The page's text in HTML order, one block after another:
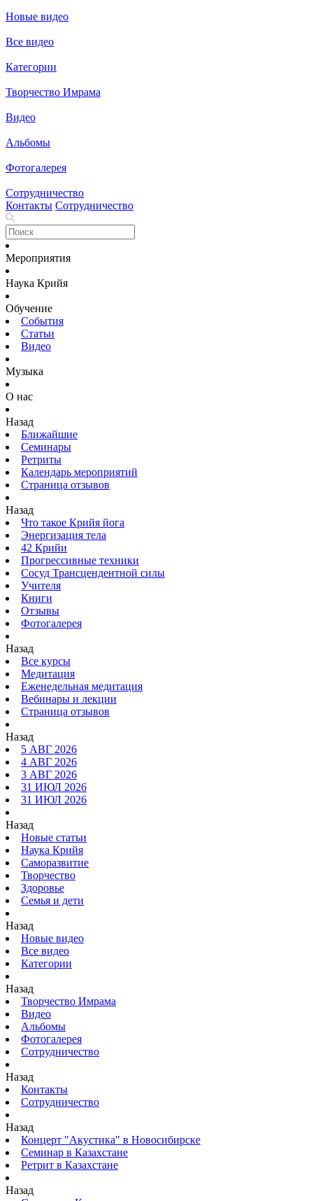
Новые видео
Все видео
Категории
Творчество Имрама
Видео
Альбомы
Фотогалерея
Сотрудничество
Контакты Сотрудничество
Мероприятия
Наука Крийя
Обучение
События
Статьи
Видео
Музыка
О нас
Назад
Ближайшие
Семинары
Ретриты
Календарь мероприятий
Страница отзывов
Назад
Что такое Крийя йога
Энергизация тела
42 Крийи
Прогрессивные техники
Сосуд Трансцендентной силы
Учителя
Книги
Отзывы
Фотогалерея
Назад
Все курсы
Медитация
Еженедельная медитация
Вебинары и лекции
Страница отзывов
Назад
5 АВГ 2026
4 АВГ 2026
3 АВГ 2026
31 ИЮЛ 2026
31 ИЮЛ 2026
Назад
Новые статьи
Наука Крийя
Саморазвитие
Творчество
Здоровье
Семья и дети
Назад
Новые видео
Все видео
Категории
Назад
Творчество Имрама
Видео
Альбомы
Фотогалерея
Сотрудничество
Назад
Контакты
Сотрудничество
Назад
Концерт "Акустика" в Новосибирске
Семинар в Казахстане
Ретрит в Казахстане
Назад